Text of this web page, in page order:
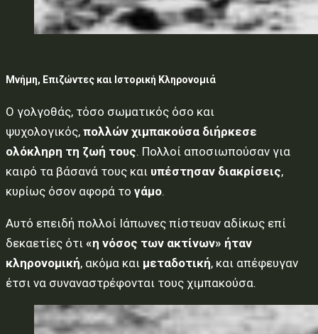
Μνήμη, Επιζώντες και Ιστορική Κληρονομιά
Ο γολγοθάς, τόσο σωματικός όσο και
ψυχολογικός, πολλών χιμπακούσα διήρκεσε
ολόκληρη τη ζωή τους. Πολλοί αποσιωπούσαν για
καιρό τα βάσανά τους και υπέστησαν διακρίσεις,
κυρίως όσον αφορά το γάμο.
Αυτό επειδή πολλοί Ιάπωνες πίστευαν αδίκως επί
δεκαετίες ότι «η νόσος των ακτίνων» ήταν
κληρονομική, ακόμα και μεταδοτική, και απέφευγαν
έτσι να συναναστρέφονται τους χιμπακούσα.